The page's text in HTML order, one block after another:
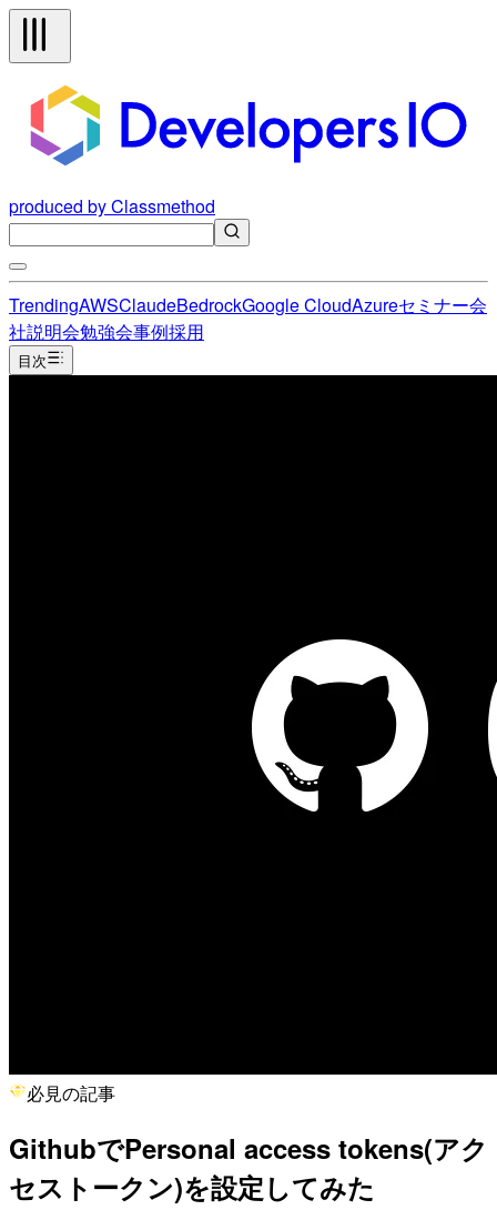
produced by Classmethod
TrendingAWSClaudeBedrockGoogle CloudAzureセミナー会
社説明会勉強会事例採用
目次
必見の記事
GithubでPersonal access tokens(アク
セストークン)を設定してみた